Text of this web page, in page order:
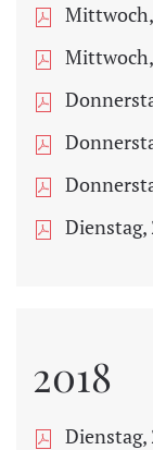
Dienstag,
2018
Dienstag,